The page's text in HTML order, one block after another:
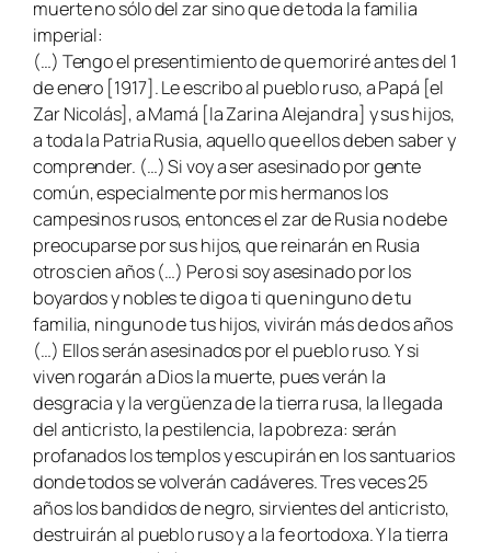
muerte no sólo del zar sino que de toda la familia
imperial:
(…) Tengo el presentimiento de que moriré antes del 1
de enero [1917]. Le escribo al pueblo ruso, a Papá [el
Zar Nicolás], a Mamá [la Zarina Alejandra] y sus hijos,
a toda la Patria Rusia, aquello que ellos deben saber y
comprender. (…) Si voy a ser asesinado por gente
común, especialmente por mis hermanos los
campesinos rusos, entonces el zar de Rusia no debe
preocuparse por sus hijos, que reinarán en Rusia
otros cien años (…) Pero si soy asesinado por los
boyardos y nobles te digo a ti que ninguno de tu
familia, ninguno de tus hijos, vivirán más de dos años
(…) Ellos serán asesinados por el pueblo ruso. Y si
viven rogarán a Dios la muerte, pues verán la
desgracia y la vergüenza de la tierra rusa, la llegada
del anticristo, la pestilencia, la pobreza: serán
profanados los templos y escupirán en los santuarios
donde todos se volverán cadáveres. Tres veces 25
años los bandidos de negro, sirvientes del anticristo,
destruirán al pueblo ruso y a la fe ortodoxa. Y la tierra